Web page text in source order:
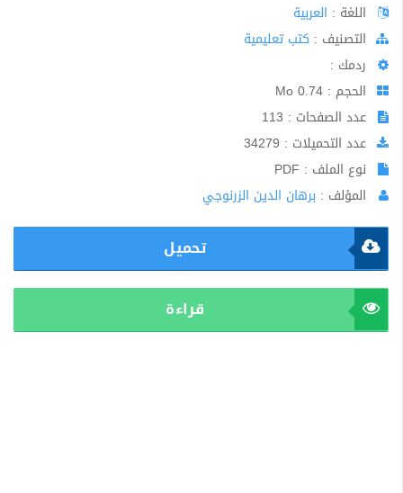
اللغة : العربية
اﻟﺘﺼﻨﻴﻒ : كتب تعليمية
ردمك :
الحجم : 0.74 Mo
عدد الصفحات : 113
عدد التحميلات : 34279
نوع الملف : PDF
المؤلف : برهان الدين الزرنوجي
تحميل
قراءة